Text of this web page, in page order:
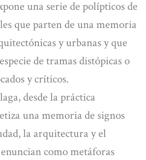
una serie de polípticos de
que parten de una memoria
y urbanas y que
de tramas distópicas o
y críticos.
desde la práctica
una memoria de signos
la arquitectura y el
como metáforas